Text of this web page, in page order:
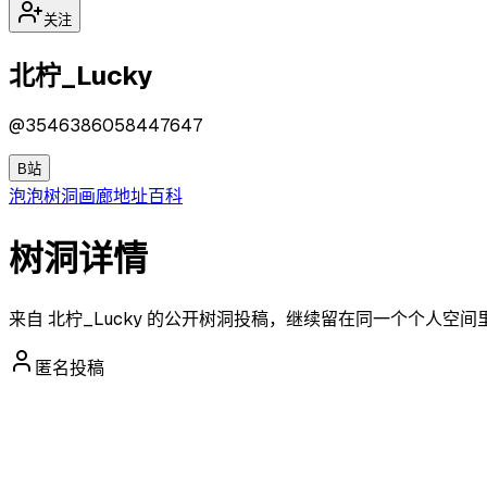
关注
北柠_Lucky
@3546386058447647
B站
泡泡树洞画廊地址百科
树洞详情
来自 北柠_Lucky 的公开树洞投稿，继续留在同一个个人空间
匿名投稿